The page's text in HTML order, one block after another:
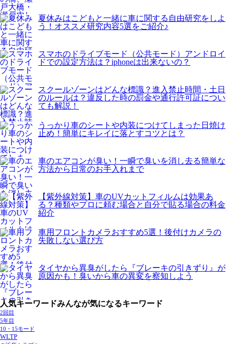
夏休みはこどもと一緒に車に関する自由研究をしよ
う！オススメ研究内容5選をご紹介♪
スマホのドライブモード（公共モード）アンドロイ
ドでの設定方法は？iphoneは出来ないの？
スクールゾーンはどんな標識？進入禁止時間・土日
のルールは？違反した時の罰金や通行許可証につい
ても解説！
うっかり車のシートや内装につけてしまった日焼け
止め！簡単にキレイに落とすコツとは？
車のエアコンが臭い！一瞬で臭いを消し去る簡単な
方法から日常のお手入れまで
【紫外線対策】車のUVカットフィルムは効果あ
る？種類やプロに頼む場合と自分で貼る場合の料金
紹介
車用フロントカメラおすすめ5選！後付けカメラの
失敗しない選び方
タイヤから異臭がしたら『ブレーキの引きずり』が
原因かも！臭いから車の異変を察知しよう
人気キーワードみんなが気になるキーワード
2回目
5年目
10・15モード
WLTP